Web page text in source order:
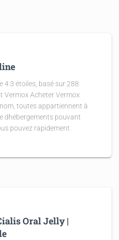
4.3 étoiles, basé sur 288
Vermox Acheter Vermox
toutes appartiennent à
dhébergements pouvant
pouvez rapidement
Oral Jelly |